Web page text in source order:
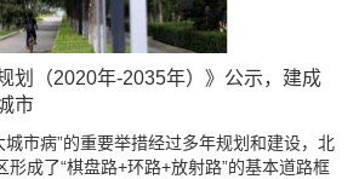
划（2020年-2035年）》公示，建成
市
城市病”的重要举措经过多年规划和建设，北
形成了“棋盘路+环路+放射路”的基本道路框